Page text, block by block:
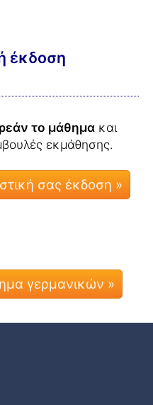
έκδοση
το μάθημα και
εκμάθησης.
γερμανικών »